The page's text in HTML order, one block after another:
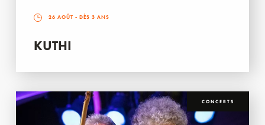
26 AOÛT - DÈS 3 ANS
KUTHI
CONCERTS